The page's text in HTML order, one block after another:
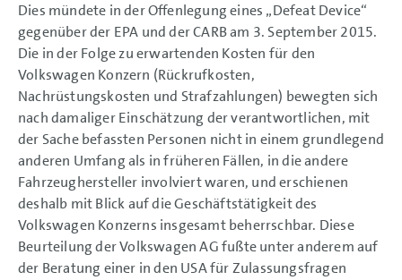
Dies mündete in der Offenlegung eines „Defeat Device“
gegenüber der EPA und der CARB am 3. September 2015.
Die in der Folge zu erwartenden Kosten für den
Volkswagen Konzern (Rückrufkosten,
Nachrüstungskosten und Strafzahlungen) bewegten sich
nach damaliger Einschätzung der verantwortlichen, mit
der Sache befassten Personen nicht in einem grundlegend
anderen Umfang als in früheren Fällen, in die andere
Fahrzeughersteller involviert waren, und erschienen
deshalb mit Blick auf die Geschäftstätigkeit des
Volkswagen Konzerns insgesamt beherrschbar. Diese
Beurteilung der Volkswagen AG fußte unter anderem auf
der Beratung einer in den USA für Zulassungsfragen